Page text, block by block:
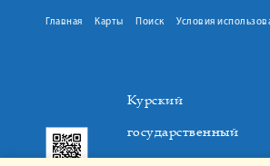
Главная Карты Поиск Условия
Курский
государственный